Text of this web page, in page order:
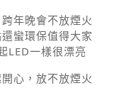
年晚會不放煙火
蠻環保值得大家
LED一樣很漂亮
心，放不放煙火